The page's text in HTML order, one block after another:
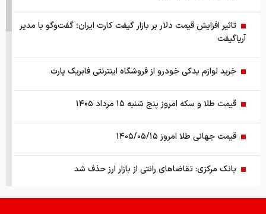
تاثیر افزایش قیمت دلار بر بازار گیفت کارت ایران؛ گفت‌وگو با مدیر
آریاگیفت
خرید لوازم یدکی خودرو از فروشگاه اینترنتی فابریک پارت
قیمت طلا و سکه امروز پنج شنبه ۱۵ مرداد ۱۴۰۵
قیمت جهانی طلا امروز ۱۴۰۵/۰۵/۱۵
بانک مرکزی: تقاضا‌های رانتی از بازار ارز حذف شد
کالابرگ سه دهک مشمول شارژ شد